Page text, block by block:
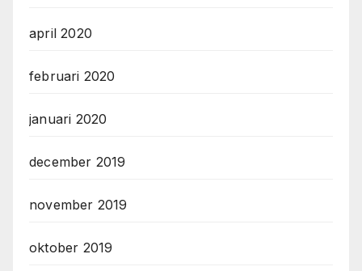
april 2020
februari 2020
januari 2020
december 2019
november 2019
oktober 2019